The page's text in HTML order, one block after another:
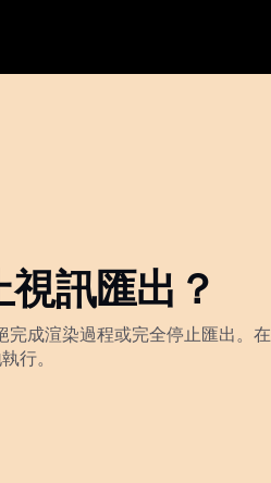
訊匯出？
成渲染過程或完全停止匯出。在
行。